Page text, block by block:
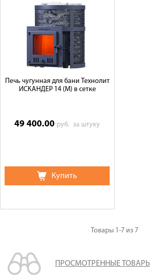
Печь чугунная для бани Технолит
ИСКАНДЕР 14 (М) в сетке
49 400.00 руб.за штуку
Купить
Товары 1-7из 7
ПРОСМОТРЕННЫЕ ТОВАРЫ